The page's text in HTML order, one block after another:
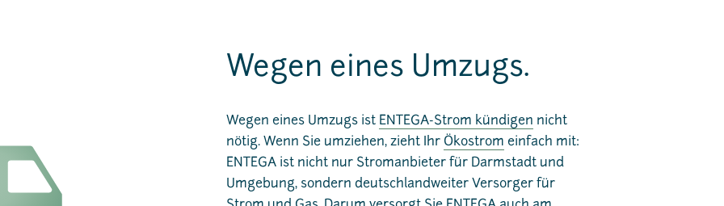
Wegen eines Umzugs.
Wegen eines Umzugs ist ENTEGA-Strom kündigen nicht
nötig. Wenn Sie umziehen, zieht Ihr Ökostrom einfach mit:
ENTEGA ist nicht nur Stromanbieter für Darmstadt und
Umgebung, sondern deutschlandweiter Versorger für